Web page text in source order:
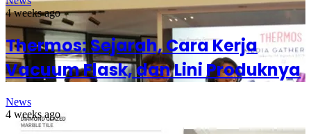
4 weeks ago
Thermos: Sejarah, Cara Kerja
Vacuum Flask, dan Lini Produknya
News
4 weeks ago